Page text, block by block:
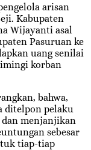
arisan
Kabupaten
Wijayanti asal
Pasuruan ke
uang senilai
imingi korban
bahwa,
ditelpon pelaku
dan menjanjikan
sebesar
tiap-tiap